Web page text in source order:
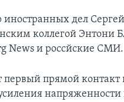
дел Сергей
коллегой Энтони
News и россйские СМИ.
первый прямой
напряженности